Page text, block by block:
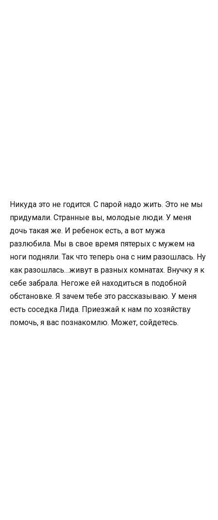
Никуда это не годится. С парой надо жить. Это не мы
придумали. Странные вы, молодые люди. У меня
дочь такая же. И ребенок есть, а вот мужа
разлюбила. Мы в свое время пятерых с мужем на
ноги подняли. Так что теперь она с ним разошлась. Ну
как разошлась…живут в разных комнатах. Внучку я к
себе забрала. Негоже ей находиться в подобной
обстановке. Я зачем тебе это рассказываю. У меня
есть соседка Лида. Приезжай к нам по хозяйству
помочь, я вас познакомлю. Может, сойдетесь.